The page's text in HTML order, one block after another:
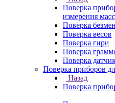
Поверка
измерения
Поверка
Поверка весов
Поверка гири
Поверка
Поверка
Поверка приборов
Назад
Поверка